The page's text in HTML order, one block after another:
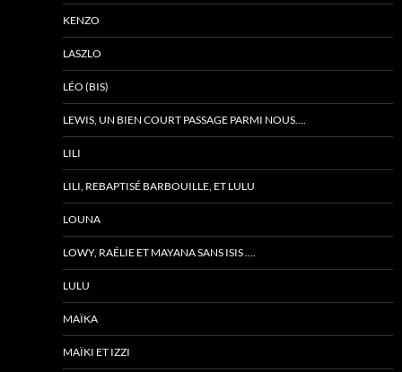
KENZO
LASZLO
LÉO (BIS)
LEWIS, UN BIEN COURT PASSAGE PARMI NOUS….
LILI
LILI, REBAPTISÉ BARBOUILLE, ET LULU
LOUNA
LOWY, RAÉLIE ET MAYANA SANS ISIS ….
LULU
MAÏKA
MAÏKI ET IZZI